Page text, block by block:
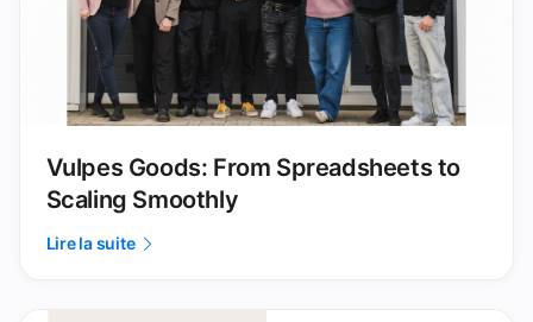
Vulpes Goods: From Spreadsheets to
Scaling Smoothly
Lire la suite